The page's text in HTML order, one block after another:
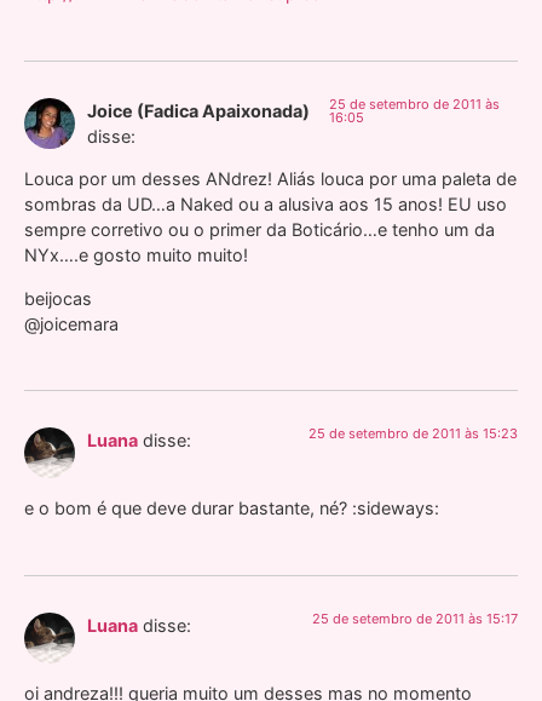
Joice (Fadica Apaixonada)
disse:
25 de setembro de 2011 às
16:05
Louca por um desses ANdrez! Aliás louca por uma paleta de
sombras da UD…a Naked ou a alusiva aos 15 anos! EU uso
sempre corretivo ou o primer da Boticário…e tenho um da
NYx….e gosto muito muito!
beijocas
@joicemara
Luana disse: 25 de setembro de 2011 às 15:23
e o bom é que deve durar bastante, né? :sideways:
Luana disse: 25 de setembro de 2011 às 15:17
oi andreza!!! queria muito um desses mas no momento